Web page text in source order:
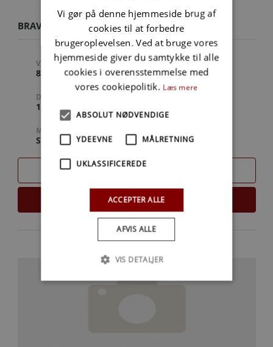
BRAVO THREE 22.5 LHF
VARENUMMER
8M8022400
STIGNING
22.5 " (TOMMER)
DIAMETER
15.8 " (TOMMER)
MATERIALE
STÅL
SAMMENLIGN
LÆS MERE
Vi gør på denne hjemmeside brug af
cookies til at forbedre
brugeroplevelsen. Ved at bruge vores
hjemmeside giver du samtykke til alle
cookies i overensstemmelse med
vores cookiepolitik. Læs mere
ABSOLUT NØDVENDIGE
YDEEVNE MÅLRETNING
UKLASSIFICEREDE
ACCEPTER ALLE
AFVIS ALLE
VIS DETALJER